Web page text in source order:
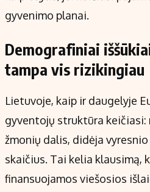
gyvenimo planai.
Demografiniai
tampa vis rizikingiau
Lietuvoje, kaip ir daugelyje
gyventojų struktūra keičiasi:
žmonių dalis, didėja
skaičius. Tai kelia klausimą,
finansuojamos viešosios